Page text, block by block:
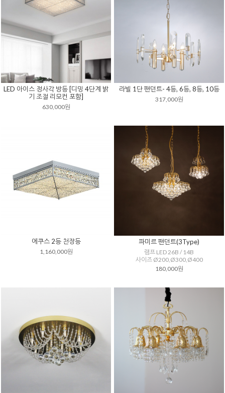
LED 아이스 정사각 방등 [디밍 4단계 밝
기 조절 리모컨 포함]
630,000원
라빌 1단 팬던트- 4등, 6등, 8등, 10등
317,000원
에쿠스 2등 천장등
1,160,000원
파미르 팬던트(3Type)
램프 LED 26B / 14B
사이즈 Ø200,Ø300,Ø400
180,000원